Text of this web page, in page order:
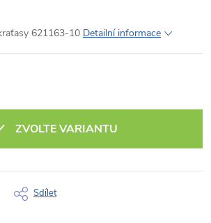
621163-10 Detailní informace
ZVOLTE VARIANTU
Sdílet